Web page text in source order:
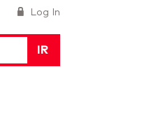
Log In
IR